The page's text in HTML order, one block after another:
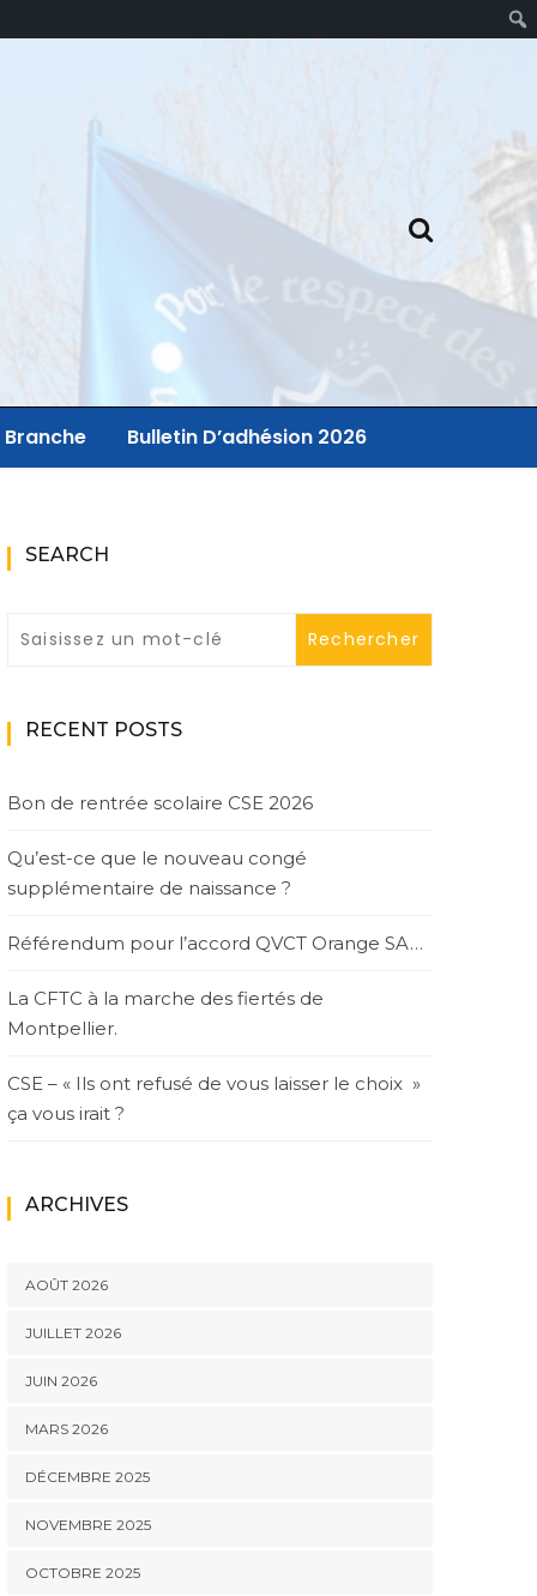
Bulletin D’adhésion 2026
SEARCH
RECENT POSTS
Bon de rentrée scolaire CSE 2026
Qu’est-ce que le nouveau congé
supplémentaire de naissance ?
Référendum pour l’accord QVCT Orange SA…
La CFTC à la marche des fiertés de
Montpellier.
CSE – « Ils ont refusé de vous laisser le choix »
ça vous irait ?
ARCHIVES
AOÛT 2026
JUILLET 2026
JUIN 2026
MARS 2026
DÉCEMBRE 2025
NOVEMBRE 2025
OCTOBRE 2025